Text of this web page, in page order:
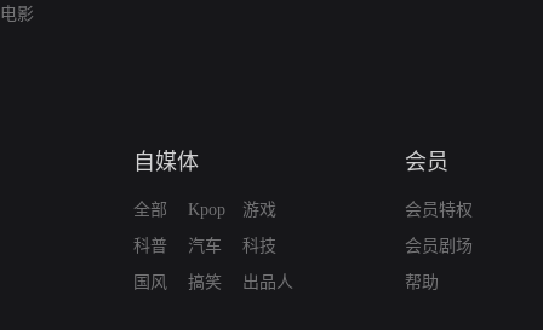
电影
自媒体
全部
科普
国风
Kpop
汽车
搞笑
游戏
科技
出品人
会员
会员特权
会员剧场
帮助